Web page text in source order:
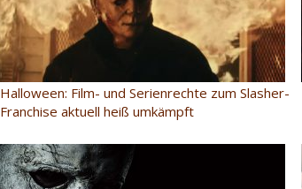
Halloween: Film- und Serienrechte zum Slasher-
Franchise aktuell heiß umkämpft